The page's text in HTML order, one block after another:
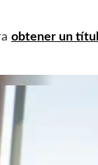
obtener un